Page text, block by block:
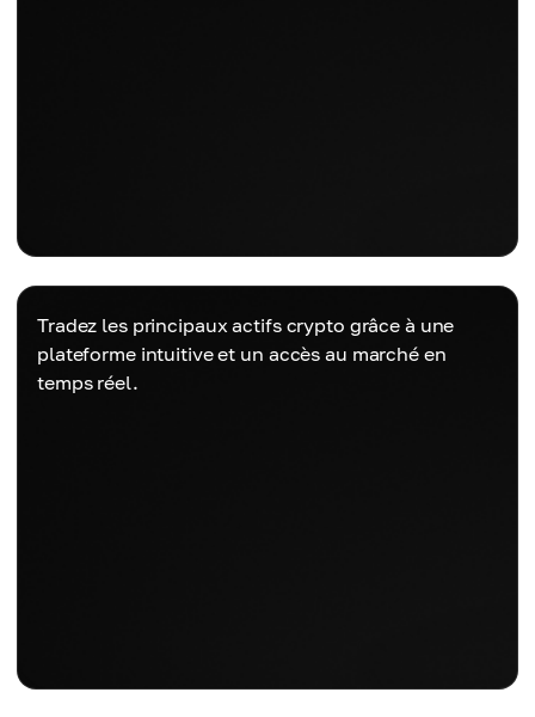
Tradez les principaux actifs crypto grâce à une
plateforme intuitive et un accès au marché en
temps réel.